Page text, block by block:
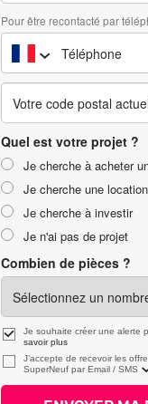
Pour être recontacté par
Quel est votre projet ?
Je cherche à acheter
Je cherche une location
Je cherche à investir
Je n'ai pas de projet
Combien de pièces ?
Je souhaite créer une alerte
savoir plus
J’accepte de recevoir les
SuperNeuf par